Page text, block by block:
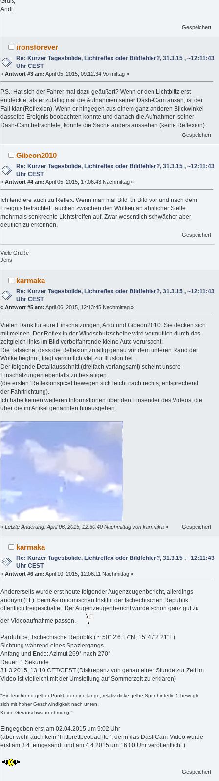
Andi
Gespeichert
ironsforever
Re: Kurzer Tagesbolide, Lichtreflex oder Bildfehler?, 31.3.15 , ~12:11:43
Uhr CEST
« Antwort #3 am: April 05, 2015, 09:12:34 Vormittag »
P.S.: Hat sich der Fahrer mal dazu geäußert? Wenn er den Lichtblitz erst
entdeckte, als er zufällig mal die Aufnahmen seiner Dash-Cam ansah, ist der
Fall klar (Reflexion). Wenn er hingegen aus einem ganz anderen Blickwinkel
dasselbe Ereignis beobachten konnte und danach die Aufnahmen seiner
Dash-Cam betrachtete, könnte die Sache anders aussehen (keine Reflexion).
Gespeichert
Gibeon2010
Re: Kurzer Tagesbolide, Lichtreflex oder Bildfehler?, 31.3.15 , ~12:11:43
Uhr CEST
« Antwort #4 am: April 05, 2015, 17:06:43 Nachmittag »
Ich tendiere auch zu Reflex. Wenn man mal Bild für Bild vor und nach dem
Ereignis betrachtet, tauchen zwischen den Wolken an ähnlicher Stelle
mehrmals senkrechte Lichtstreifen auf. Zwar wesentlich schwächer aber
deutlich zu erkennen.
Gespeichert
Viele Grüße
Jens
karmaka
Re: Kurzer Tagesbolide, Lichtreflex oder Bildfehler?, 31.3.15 , ~12:11:43
Uhr CEST
« Antwort #5 am: April 06, 2015, 12:13:45 Nachmittag »
Vielen Dank für eure Einschätzungen, Andi und Gibeon2010. Sie decken sich
mit meinen. Der Reflex in der Windschutzscheibe wird vermutlich durch das
zeitgleich links im Bild vorbeifahrende kleine Auto verursacht.
Die Tatsache, dass die Reflexion zufällig genau vor dem unteren Rand der
Wolke beginnt, trägt vermutlich viel zur Illusion bei.
Der folgende Detailausschnitt (dreifach verlangsamt) scheint unsere
Einschätzungen ebenfalls zu bestätigen
(die ersten 'Reflexionspixel bewegen sich leicht nach rechts, entsprechend
der Fahrtrichtung).
Ich habe keinen weiteren Informationen über den Einsender des Videos, die
über die im Artikel genannten hinausgehen.
« Letzte Änderung: April 06, 2015, 12:30:40 Nachmittag von karmaka » Gespeichert
karmaka
Re: Kurzer Tagesbolide, Lichtreflex oder Bildfehler?, 31.3.15 , ~12:11:43
Uhr CEST
« Antwort #6 am: April 10, 2015, 12:06:11 Nachmittag »
Andererseits wurde erst heute folgender Augenzeugenbericht, allerdings
anonym (LL), beim Astronomischen Institut der tschechischen Republik
öffentlich freigeschaltet. Der Augenzeugenbericht würde schon ganz gut zu
der Videoaufnahme passen.
Pardubice, Tschechische Republik ( ~ 50° 2'6.17"N, 15°47'2.21"E)
Sichtung während eines Spaziergangs
Anfang und Ende: Azimut 269° nach 270°
Dauer: 1 Sekunde
31.3.2015, 13:10 CET/CEST (Diskrepanz von genau einer Stunde zur Zeit im
Video ist vielleicht mit der Umstellung auf Sommerzeit zu erklären)
"Ein leuchtend gelber Punkt, der eine lange, relativ dicke gelbe Spur hinterließ, bewegte
sich mit hoher Geschwindigkeit nach unten.
Keine Geräuschwahrnehmung."
Eingegeben erst am 02.04.2015 um 9:02 Uhr
(aber wohl auch kein 'Trittbrettbeobachter', denn das DashCam-Video wurde
erst am 3.4. eingesandt und am 4.4.2015 um 16:00 Uhr veröffentlicht.)
Gespeichert